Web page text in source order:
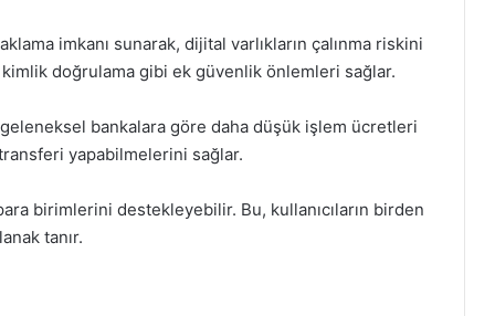
imkanı sunarak, dijital varlıkların çalınma riskini
doğrulama gibi ek güvenlik önlemleri sağlar.
bankalara göre daha düşük işlem ücretleri
yapabilmelerini sağlar.
birimlerini destekleyebilir. Bu, kullanıcıların birden
tanır.